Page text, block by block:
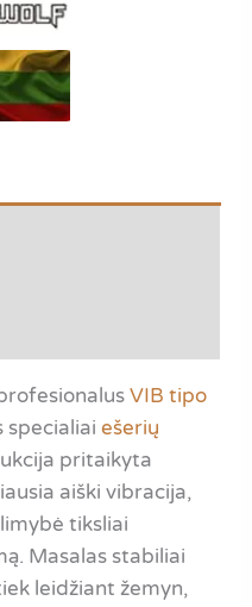
VIB tipo
specialiaiešerių
pritaikyta
aiški vibracija,
tiksliai
Masalas stabiliai
leidžiant žemyn,